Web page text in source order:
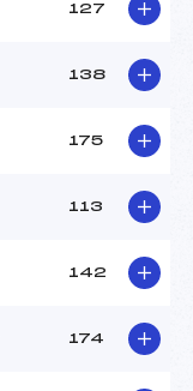
127
138
175
113
142
174